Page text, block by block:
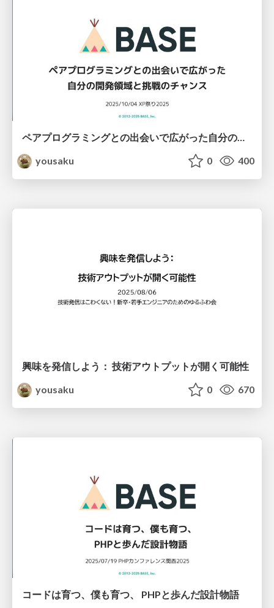
ペアプログラミングとの出会いで広がった自分の開発領域と挑戦のチャンス
yousaku
0 400
興味を発信しよう： 技術アウトプットが開く可能性
yousaku
0 670
コードは育つ、僕も育つ、 PHPと歩んだ設計物語